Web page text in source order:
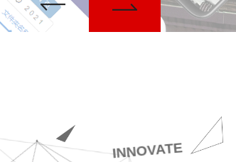
INNOVATE